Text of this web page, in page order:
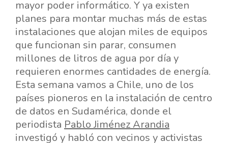
mayor poder informático. Y ya existen
planes para montar muchas más de estas
instalaciones que alojan miles de equipos
que funcionan sin parar, consumen
millones de litros de agua por día y
requieren enormes cantidades de energía.
Esta semana vamos a Chile, uno de los
países pioneros en la instalación de centro
de datos en Sudamérica, donde el
periodista Pablo Jiménez Arandia
investigó y habló con vecinos y activistas